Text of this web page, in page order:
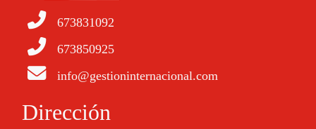
673831092
673850925
info@gestioninternacional.com
Dirección